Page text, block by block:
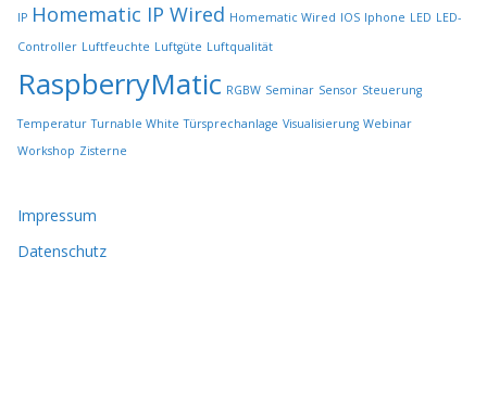
IP Homematic IP Wired Homematic Wired IOS Iphone LED LED-
Controller Luftfeuchte Luftgüte Luftqualität
RaspberryMatic RGBW Seminar Sensor Steuerung
Temperatur Turnable White Türsprechanlage Visualisierung Webinar
Workshop Zisterne
Impressum
Datenschutz